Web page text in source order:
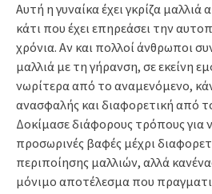
Αυτή η γυναίκα έχει γκρίζα μαλλιά
κάτι που έχει επηρεάσει την
χρόνια. Αν και πολλοί άνθρωποι
μαλλιά με τη γήρανση, σε εκείνη
νωρίτερα από το αναμενόμενο,
ανασφαλής και διαφορετική από
Δοκίμασε διάφορους τρόπους για
προσωρινές βαφές μέχρι
περιποίησης μαλλιών, αλλά
μόνιμο αποτέλεσμα που